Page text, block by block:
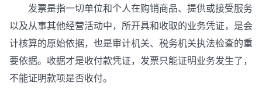
发票是指一切单位和个人在购销商品、提供或接受服务
以及从事其他经营活动中，所开具和收取的业务凭证，是会
计核算的原始依据，也是审计机关、税务机关执法检查的重
要依据。收据才是收付款凭证，发票只能证明业务发生了，
不能证明款项是否收付。